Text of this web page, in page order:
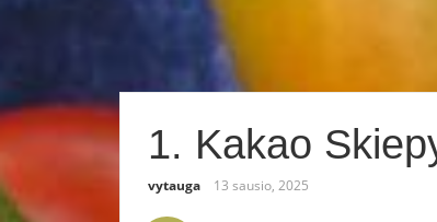
1. Kakao
vytauga 13 sausio, 2025